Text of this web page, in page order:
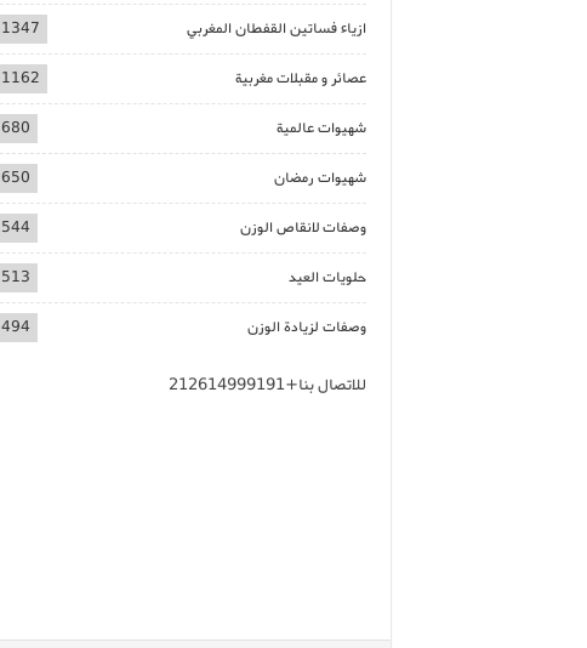
ازياء فساتين القفطان المغربي 1347
عصائر و مقبلات مغربية 1162
شهيوات عالمية 680
شهيوات رمضان 650
وصفات لانقاص الوزن 544
حلويات العيد 513
وصفات لزيادة الوزن 494
للاتصال بنا+212614999191